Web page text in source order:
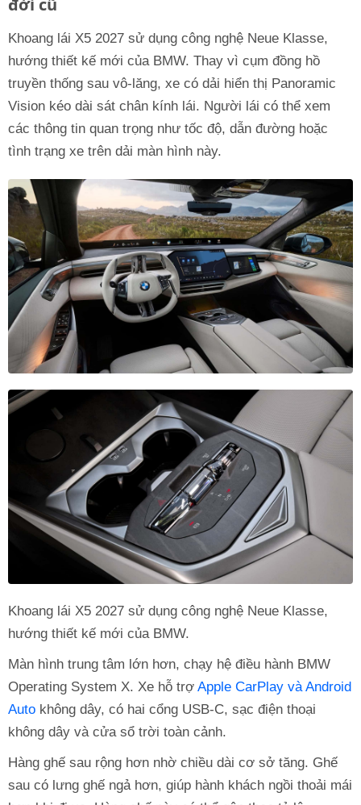
đời cũ
Khoang lái X5 2027 sử dụng công nghệ Neue Klasse,
hướng thiết kế mới của BMW. Thay vì cụm đồng hồ
truyền thống sau vô-lăng, xe có dải hiển thị Panoramic
Vision kéo dài sát chân kính lái. Người lái có thể xem
các thông tin quan trọng như tốc độ, dẫn đường hoặc
tình trạng xe trên dải màn hình này.
Khoang lái X5 2027 sử dụng công nghệ Neue Klasse,
hướng thiết kế mới của BMW.
Màn hình trung tâm lớn hơn, chạy hệ điều hành BMW
Operating System X. Xe hỗ trợ Apple CarPlay và Android
Auto không dây, có hai cổng USB-C, sạc điện thoại
không dây và cửa sổ trời toàn cảnh.
Hàng ghế sau rộng hơn nhờ chiều dài cơ sở tăng. Ghế
sau có lưng ghế ngả hơn, giúp hành khách ngồi thoải mái